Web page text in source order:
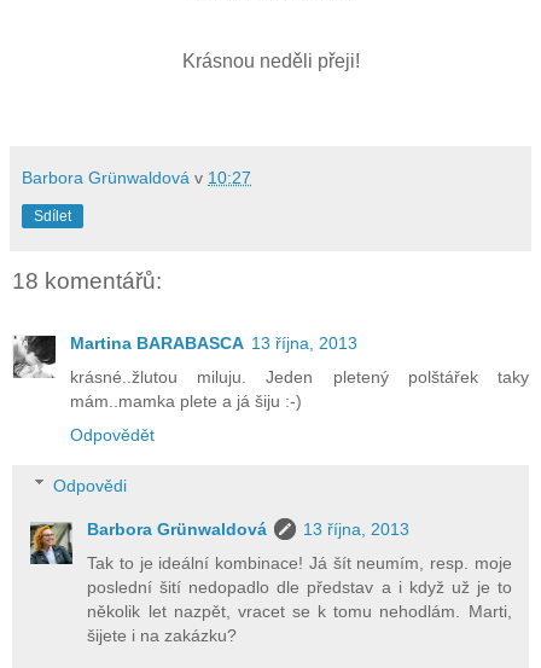
Krásnou neděli přeji!
Barbora Grünwaldová v 10:27
Sdílet
18 komentářů:
Martina BARABASCA 13 října, 2013
krásné..žlutou miluju. Jeden pletený polštářek taky
mám..mamka plete a já šiju :-)
Odpovědět
Odpovědi
Barbora Grünwaldová
13 října, 2013
Tak to je ideální kombinace! Já šít neumím, resp. moje
poslední šití nedopadlo dle představ a i když už je to
několik let nazpět, vracet se k tomu nehodlám. Marti,
šijete i na zakázku?